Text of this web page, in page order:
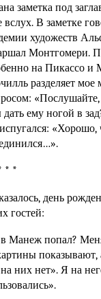
заметка под
В заметке
художеств
Монтгомери.
на Пикассо и
разделяет
ему ногой в
* *
день
гостей:
Манеж попал?
них нет». Я на